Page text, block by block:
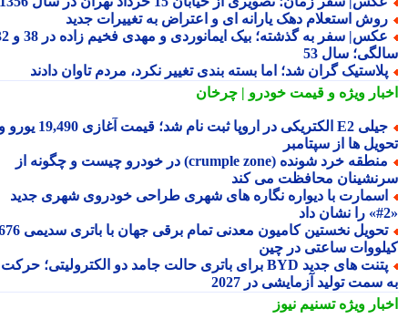
استعلام دهک یارانه ای و اعتراض به تغییرات جدید
عکس| سفر به گذشته؛ بیک ایمانوردی و مهدی فخیم زاده در 38 و 32
سال 53
گران شد؛ اما بسته بندی تغییر نکرد، مردم تاوان دادند
ویژهو قیمت خودرو | چرخان
جیلی E2 الکتریکی در اروپا ثبت نام شد؛ قیمت آغازی 19,490 یورو و
ها از سپتامبر
منطقه خرد شونده (crumple zone) در خودرو چیست و چگونه از
محافظت می کند
با دیواره نگاره های شهری طراحی خودروی شهری جدید
تحویل نخستین کامیون معدنی تمام برقی جهان با باتری سدیمی 676
ساعتی در چین
پتنت های جدید BYD برای باتری حالت جامد دو الکترولیتی؛ حرکت
سمت تولید آزمایشی در 2027
ویژهتسنیم نیوز